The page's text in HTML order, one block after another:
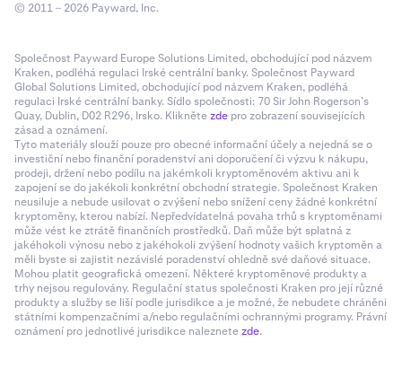
© 2011 – 2026 Payward, Inc.
Společnost Payward Europe Solutions Limited, obchodující pod názvem
Kraken, podléhá regulaci Irské centrální banky. Společnost Payward
Global Solutions Limited, obchodující pod názvem Kraken, podléhá
regulaci Irské centrální banky. Sídlo společnosti: 70 Sir John Rogerson’s
Quay, Dublin, D02 R296, Irsko. Kliknětezde pro zobrazení souvisejících
zásad a oznámení.
Tyto materiály slouží pouze pro obecné informační účely a nejedná se o
investiční nebo finanční poradenství ani doporučení či výzvu k nákupu,
prodeji, držení nebo podílu na jakémkoli kryptoměnovém aktivu ani k
zapojení se do jakékoli konkrétní obchodní strategie. Společnost Kraken
neusiluje a nebude usilovat o zvýšení nebo snížení ceny žádné konkrétní
kryptoměny, kterou nabízí. Nepředvídatelná povaha trhů s kryptoměnami
může vést ke ztrátě finančních prostředků. Daň může být splatná z
jakéhokoli výnosu nebo z jakéhokoli zvýšení hodnoty vašich kryptoměn a
měli byste si zajistit nezávislé poradenství ohledně své daňové situace.
Mohou platit geografická omezení. Některé kryptoměnové produkty a
trhy nejsou regulovány. Regulační status společnosti Kraken pro její různé
produkty a služby se liší podle jurisdikce a je možné, že nebudete chráněni
státními kompenzačními a/nebo regulačními ochrannými programy. Právní
oznámení pro jednotlivé jurisdikce naleznetezde.